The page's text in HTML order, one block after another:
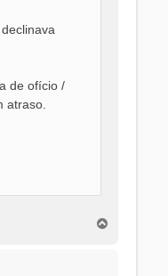
de ofício /
atraso.